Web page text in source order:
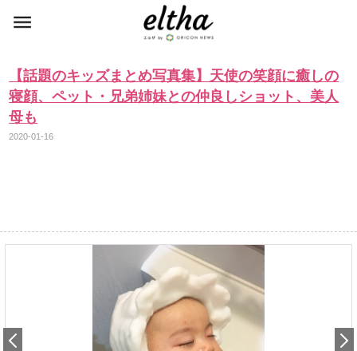
【話題のキッズまとめ写真集】天使の笑顔に癒しの
寝顔、ペット・兄弟姉妹との仲良しショット、美人
母も
2020-01-16